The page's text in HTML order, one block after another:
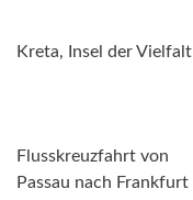
Kreta, Insel der Vielfalt
Flusskreuzfahrt von
Passau nach Frankfurt